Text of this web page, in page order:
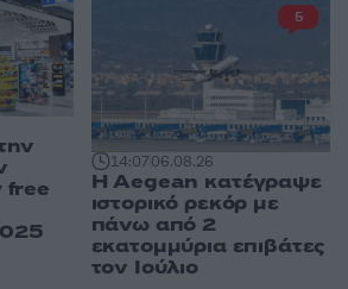
free
14:0706.08.26
Η Aegean κατέγραψε
ιστορικό ρεκόρ με
πάνω από 2
εκατομμύρια επιβάτες
τον Ιούλιο
5